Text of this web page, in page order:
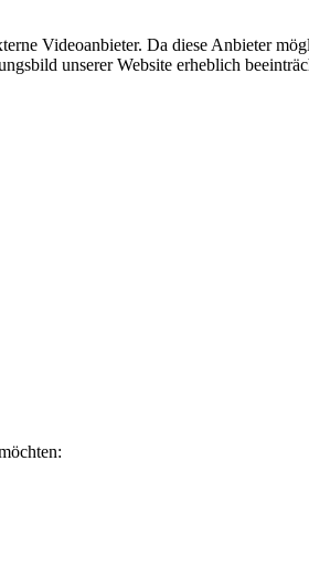
Videoanbieter. Da diese Anbieter
unserer Website erheblich